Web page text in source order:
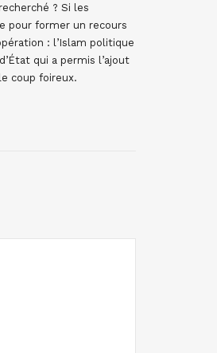
? Si les
pour former un recours
: l’Islam politique
qui a permis l’ajout
coup foireux.